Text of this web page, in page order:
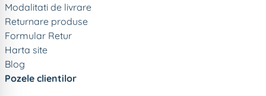
Modalitati de livrare
Returnare produse
Formular Retur
Harta site
Blog
Pozele clientilor